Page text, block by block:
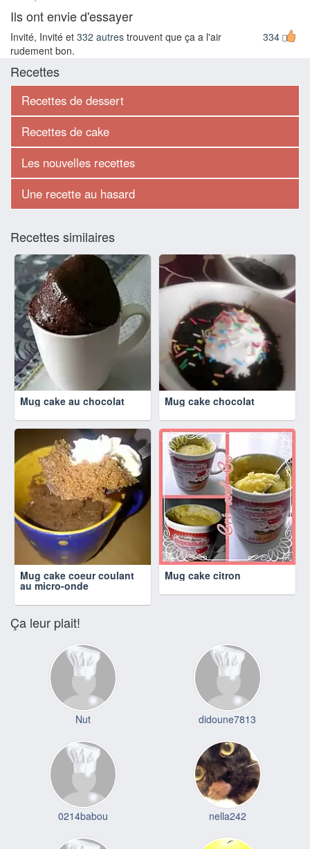
Ils ont envie d'essayer
334
Invité, Invité et 332 autres trouvent que ça a l'air
rudement bon.
Recettes
Recettes de dessert
Recettes de cake
Les nouvelles recettes
Une recette au hasard
Recettes similaires
Mug cake au chocolat Mug cake chocolat
Mug cake coeur coulant
au micro-onde
Mug cake citron
Ça leur plait!
Nut didoune7813
0214babou nella242